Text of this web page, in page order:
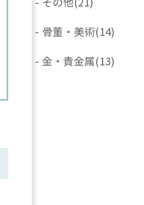
- 骨董・美術(14)
- 金・貴金属(13)